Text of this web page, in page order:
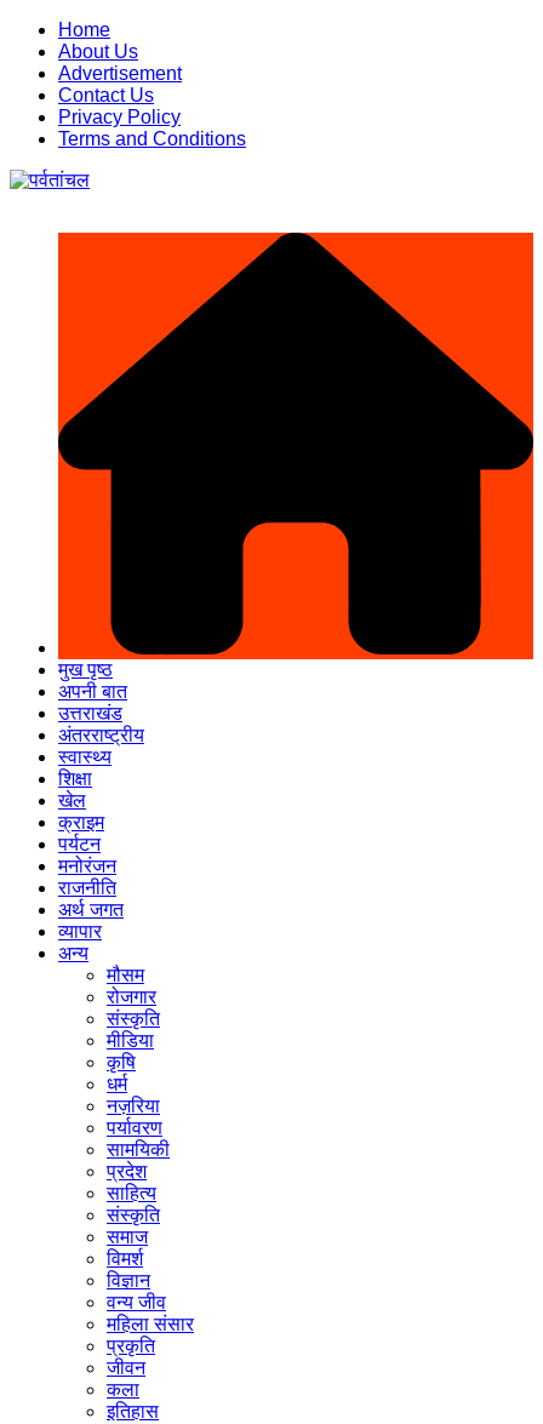
Skip
content
Home
About Us
Advertisement
Contact Us
Privacy Policy
Terms and Conditions
मुख पृष्ठ
अपनी बात
उत्तराखंड
अंतरराष्ट्रीय
स्वास्थ्य
शिक्षा
खेल
क्राइम
पर्यटन
मनोरंजन
राजनीति
अर्थ जगत
व्यापार
अन्य
मौसम
रोजगार
संस्कृति
मीडिया
कृषि
धर्म
नज़रिया
पर्यावरण
सामयिकी
प्रदेश
साहित्य
संस्कृति
समाज
विमर्श
विज्ञान
वन्य जीव
महिला संसार
प्रकृति
जीवन
कला
इतिहास